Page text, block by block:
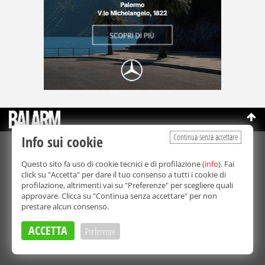
©Copyright 2003-2026
Bmedia Srl- P.IVA 07064240828
La riproduzione totale o parziale di tutti i contenuti, in qualunque
forma, su qualsiasi supporto è proibita.
Balarm.it è una testata giornalistica registrata. Autorizzazione del
Tribunale di Palermo n° 32 del 21/10/2003
Direttore responsabile:
Continua senza accettare
Info sui cookie
Questo sito fa uso di cookie tecnici e di profilazione (info). Fai
click su "Accetta" per dare il tuo consenso a tutti i cookie di
profilazione, altrimenti vai su "Preferenze" per scegliere quali
approvare. Clicca su "Continua senza accettare" per non
prestare alcun consenso.
ACCETTA Preferenze